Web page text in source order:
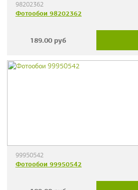
98202362
Фотообои 98202362
189.00 руб
99950542
Фотообои 99950542